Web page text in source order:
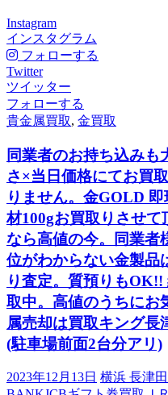
Instagram
インスタグラム
フォローする
Twitter
ツイッター
フォローする
貴金属買取, 金買取
同業者のお持ち込みも
さ×当日価格にてお買
りません。金GOLD
材100gお買取りさせ
なら高値の今。同業
位がわからない金製品
り査定。質預りも
取中。高値のうちにお
属売却は買取キング長
(駐車場前面2台分アリ)
2023年12月13日 横浜 長津